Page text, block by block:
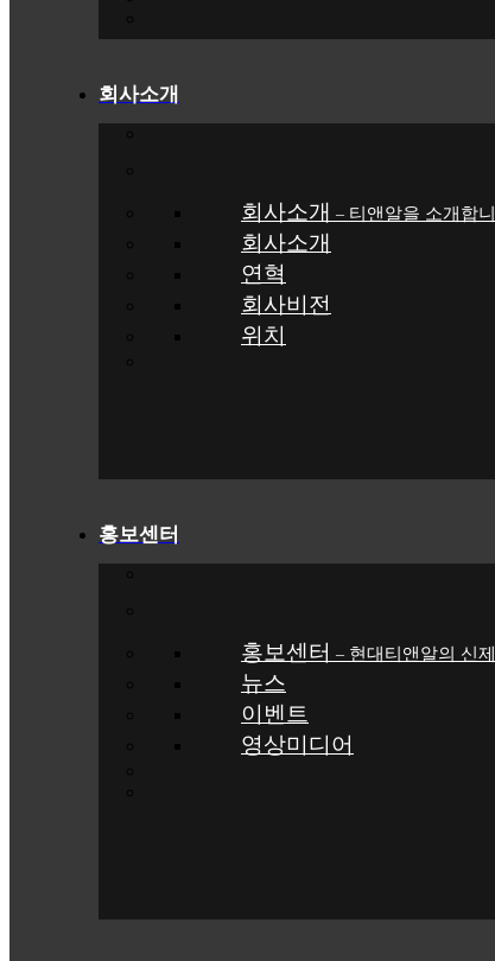
회사소개
회사소개 – 티앤알을 소개합
회사소개
연혁
회사비전
위치
홍보센터
홍보센터 – 현대티앤알의 신
뉴스
이벤트
영상미디어